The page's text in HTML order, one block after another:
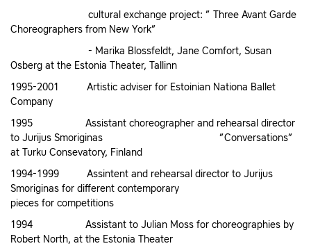
cultural exchange project: ” Three Avant Garde
Choreographers from New York”
- Marika Blossfeldt, Jane Comfort, Susan
Osberg at the Estonia Theater, Tallinn
1995-2001 Artistic adviser for Estoinian Nationa Ballet
Company
1995 Assistant choreographer and rehearsal director
to Jurijus Smoriginas ”Conversations”
at Turku Consevatory, Finland
1994-1999 Assintent and rehearsal director to Jurijus
Smoriginas for different contemporary
pieces for competitions
1994 Assistant to Julian Moss for choreographies by
Robert North, at the Estonia Theater